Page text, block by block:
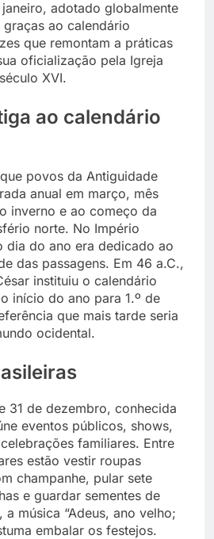
adotado globalmente
ao calendário
que remontam a práticas
oficialização pela Igreja
XVI.
ao calendário
povos da Antiguidade
anual em março, mês
inverno e ao começo da
norte. No Império
dia do ano era dedicado ao
das passagens. Em 46 a.C.,
instituiu o calendário
início do ano para 1.º de
que mais tarde seria
ocidental.
31 de dezembro, conhecida
eventos públicos, shows,
familiares. Entre
estão vestir roupas
champanhe, pular sete
e guardar sementes de
música “Adeus, ano velho;
embalar os festejos.